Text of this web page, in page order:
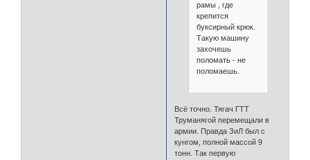
рамы , где
крепится
буксирный крюк.
Такую машину
захочешь
поломать - не
поломаешь.
Всё точно. Тягач ГТТ
Труманягой перемещали в
армии. Правда ЗиЛ был с
кунгом, полной массой 9
тонн. Так первую